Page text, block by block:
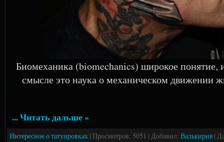
Биомеханика (biomechanics) широкое понятие,
смысле это наука о механическом движении
... Читать дальше »
Интересное о татуировках | Просмотров: 5051 | Добавил: Валькирия |